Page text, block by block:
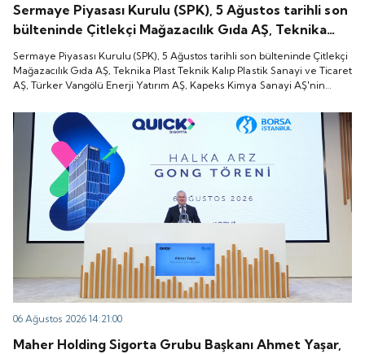
Sermaye Piyasası Kurulu (SPK), 5 Ağustos tarihli son
bülteninde Çitlekçi Mağazacılık Gıda AŞ, Teknika
Plast Teknik Kalıp Plastik Sanayi ve Ticaret AŞ,
Türker Vangölü Enerji Yatırım AŞ, Kapeks Kimya
Sanayi AŞ'nin halka arzlarına onay verdiği duyurdu.
Sermaye Piyasası Kurulu (SPK), 5 Ağustos tarihli son bülteninde Çitlekçi
Mağazacılık Gıda AŞ, Teknika Plast Teknik Kalıp Plastik Sanayi ve Ticaret
AŞ, Türker Vangölü Enerji Yatırım AŞ, Kapeks Kimya Sanayi AŞ'nin
06 Ağustos 2026 14:21:00
Maher Holding Sigorta Grubu Başkanı Ahmet Yaşar,